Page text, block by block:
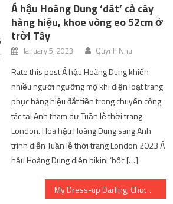
Á hậu Hoàng Dung ‘dát’ cả cây
hàng hiệu, khoe vòng eo 52cm ở
trời Tây
January 5, 2023 Quynh Nhu
Rate this post Á hậu Hoàng Dung khiến
nhiều người ngưỡng mộ khi diện loạt trang
phục hàng hiệu đắt tiền trong chuyến công
tác tại Anh tham dự Tuần lễ thời trang
London. Hoa hậu Hoàng Dung sang Anh
trình diễn Tuần lễ thời trang London 2023 Á
hậu Hoàng Dung diện bikini ‘bốc […]
My Dress-up Darling, Chương 84: Ngày phát hành, Quét thô, Đếm ngược, Spoilers, Đọc trực tuyến